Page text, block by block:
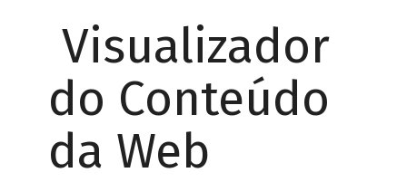
Visualizador
do Conteúdo
da Web